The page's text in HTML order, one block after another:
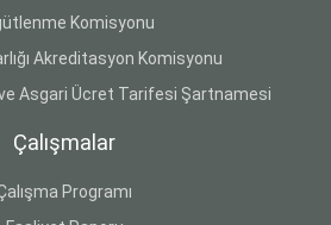
Komisyonu
Akreditasyon Komisyonu
Asgari Ücret Tarifesi Şartnamesi
Çalışmalar
Programı